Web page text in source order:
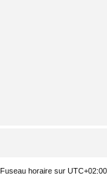
Fuseau horaire sur UTC+02:00